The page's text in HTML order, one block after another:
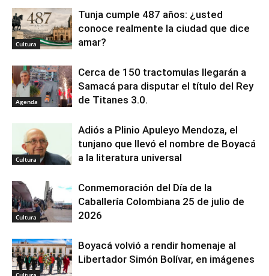
Cultura
Tunja cumple 487 años: ¿usted
conoce realmente la ciudad que dice
amar?
Agenda
Cerca de 150 tractomulas llegarán a
Samacá para disputar el título del Rey
de Titanes 3.0.
Cultura
Adiós a Plinio Apuleyo Mendoza, el
tunjano que llevó el nombre de Boyacá
a la literatura universal
Cultura
Conmemoración del Día de la
Caballería Colombiana 25 de julio de
2026
Boyacá volvió a rendir homenaje al
Libertador Simón Bolívar, en imágenes